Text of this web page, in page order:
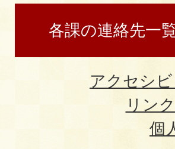
各課の連絡先一
アクセシ
リン
個